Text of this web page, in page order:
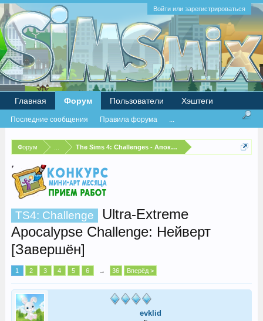
Войти или зарегистрироваться
Форум The Sims 4: Challenges - Апокалипсис
TS4: Challenge
Ultra-Extreme
Apocalypse Challenge: Нейверт
[Завершён]
1 2 3 4 5 6 → 36 Вперёд >
evklid
Главная Форум
Последние сообщения Правила форума ...
Пользователи Хэштеги